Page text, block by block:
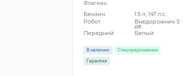
Флагман
Бензин
1.5 л, 147 л.с.
Робот
Внедорожник 5
дв.
Передний
Белый
В наличии Спецпредложение
Гарантия